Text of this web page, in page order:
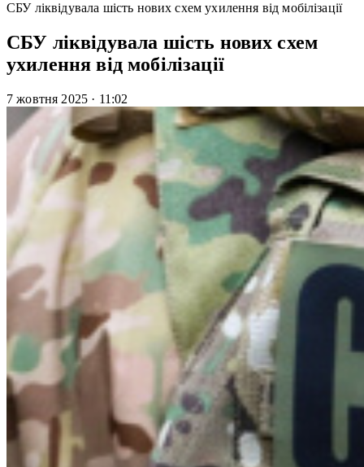
СБУ ліквідувала шість нових схем ухилення від мобілізації
СБУ ліквідувала шість нових схем
ухилення від мобілізації
7 жовтня 2025 · 11:02